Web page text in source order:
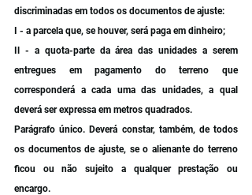
discriminadas em todos os documentos de ajuste:
I - a parcela que, se houver, será paga em dinheiro;
Il - a quota-parte da área das unidades a serem
entregues em pagamento do terreno que
corresponderá a cada uma das unidades, a qual
deverá ser expressa em metros quadrados.
Parágrafo único. Deverá constar, também, de todos
os documentos de ajuste, se o alienante do terreno
ficou ou não sujeito a qualquer prestação ou
encargo.